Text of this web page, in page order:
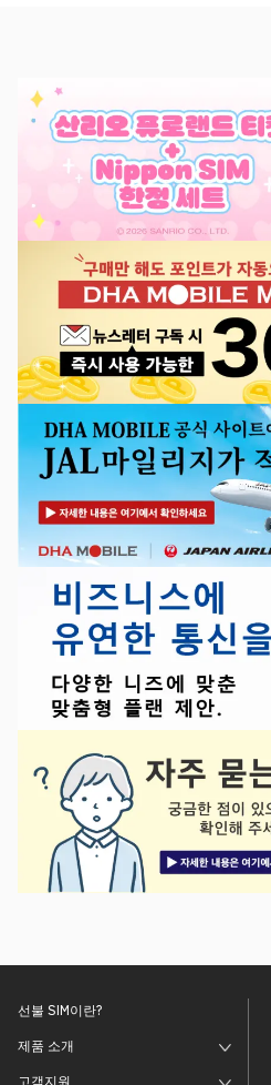
선불 SIM이란?
제품 소개
고객지원